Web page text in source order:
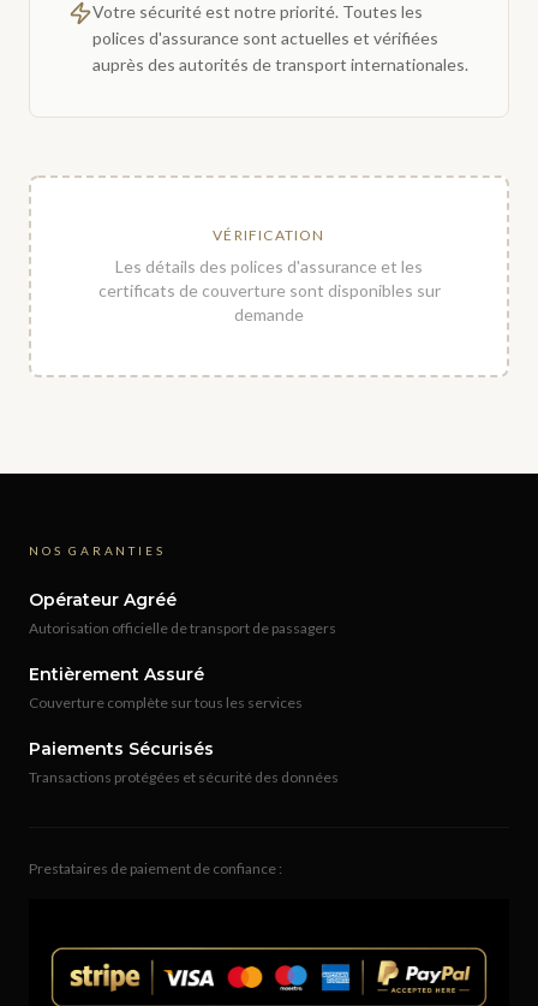
Votre sécurité est notre priorité. Toutes les
polices d'assurance sont actuelles et vérifiées
auprès des autorités de transport internationales.
VÉRIFICATION
Les détails des polices d'assurance et les
certificats de couverture sont disponibles sur
demande
NOS GARANTIES
Opérateur Agréé
Autorisation officielle de transport de passagers
Entièrement Assuré
Couverture complète sur tous les services
Paiements Sécurisés
Transactions protégées et sécurité des données
Prestataires de paiement de confiance :